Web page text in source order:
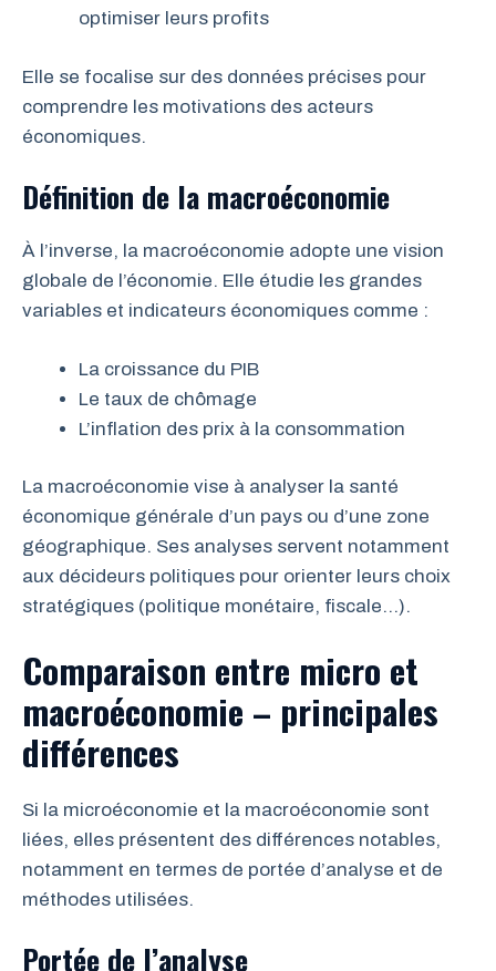
optimiser leurs profits
Elle se focalise sur des données précises pour
comprendre les motivations des acteurs
économiques.
Définition de la macroéconomie
À l’inverse, la macroéconomie adopte une vision
globale de l’économie. Elle étudie les grandes
variables et indicateurs économiques comme :
La croissance du PIB
Le taux de chômage
L’inflation des prix à la consommation
La macroéconomie vise à analyser la santé
économique générale d’un pays ou d’une zone
géographique. Ses analyses servent notamment
aux décideurs politiques pour orienter leurs choix
stratégiques (politique monétaire, fiscale…).
Comparaison entre micro et
macroéconomie – principales
différences
Si la microéconomie et la macroéconomie sont
liées, elles présentent des différences notables,
notamment en termes de portée d’analyse et de
méthodes utilisées.
Portée de l’analyse